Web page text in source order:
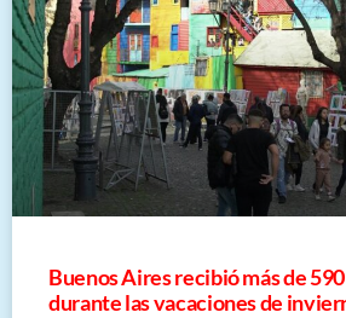
Buenos Aires recibió más de
durante las vacaciones de